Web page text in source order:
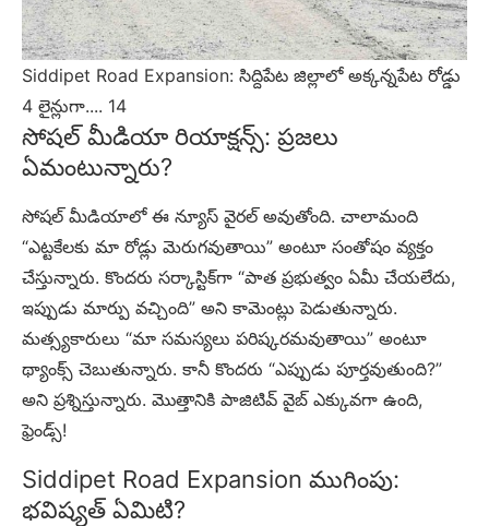
Siddipet Road Expansion: సిద్దిపేట జిల్లాలో అక్కన్నపేట రోడ్డు
4 లైన్లుగా.... 14
సోషల్ మీడియా రియాక్షన్స్: ప్రజలు
ఏమంటున్నారు?
సోషల్ మీడియాలో ఈ న్యూస్ వైరల్ అవుతోంది. చాలామంది
“ఎట్టకేలకు మా రోడ్లు మెరుగవుతాయి” అంటూ సంతోషం వ్యక్తం
చేస్తున్నారు. కొందరు సర్కాస్టిక్‌గా “పాత ప్రభుత్వం ఏమీ చేయలేదు,
ఇప్పుడు మార్పు వచ్చింది” అని కామెంట్లు పెడుతున్నారు.
మత్స్యకారులు “మా సమస్యలు పరిష్కరమవుతాయి” అంటూ
థ్యాంక్స్ చెబుతున్నారు. కానీ కొందరు “ఎప్పుడు పూర్తవుతుంది?”
అని ప్రశ్నిస్తున్నారు. మొత్తానికి పాజిటివ్ వైబ్ ఎక్కువగా ఉంది,
ఫ్రెండ్స్!
Siddipet Road Expansion ముగింపు:
భవిష్యత్ ఏమిటి?